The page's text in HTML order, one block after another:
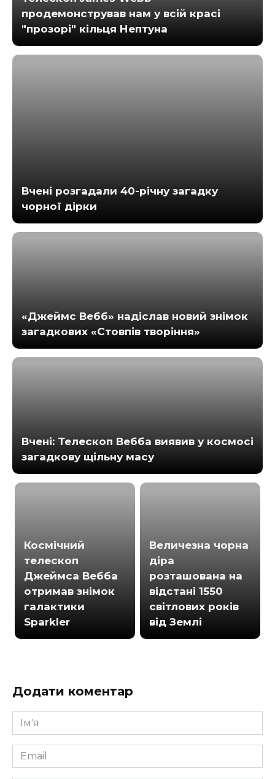
продемонстрував нам у всій красі
"прозорі" кільця Нептуна
Вчені розгадали 40-річну загадку
чорної дірки
«Джеймс Вебб» надіслав новий знімок
загадкових «Стовпів творіння»
Вчені: Телескоп Вебба виявив у космосі
загадкову щільну масу
Космічний
телескоп
Джеймса Вебба
отримав знімок
галактики
Sparkler
Величезна чорна
діра
розташована на
відстані 1550
світлових років
від Землі
Додати коментар
Ім'я
*
Email
*